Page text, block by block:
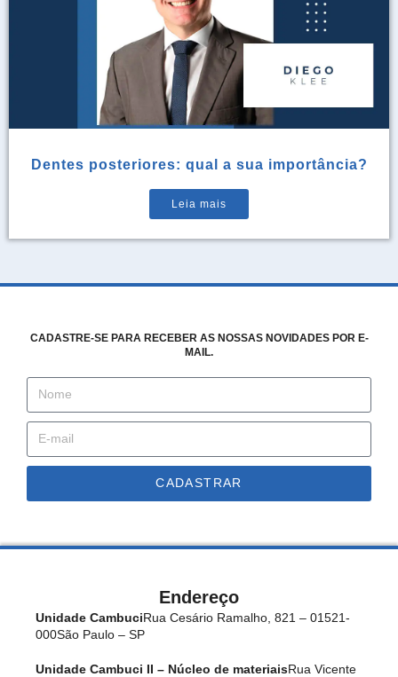
Dentes posteriores: qual a sua importância?
Leia mais
CADASTRE-SE PARA RECEBER AS NOSSAS NOVIDADES POR E-
MAIL.
CADASTRAR
Endereço
Unidade CambuciRua Cesário Ramalho, 821 – 01521-
000São Paulo – SP
Unidade Cambuci II – Núcleo de materiaisRua Vicente